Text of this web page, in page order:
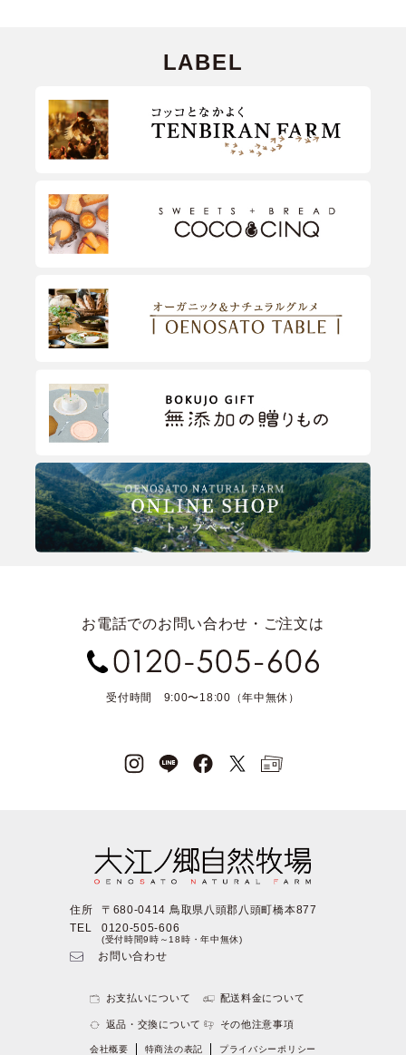
LABEL
お電話でのお問い合わせ・ご注文は
受付時間 9:00〜18:00（年中無休）
住所
〒680-0414 鳥取県八頭郡八頭町橋本877
TEL
0120-505-606
(受付時間9時～18時・年中無休)
お問い合わせ
お支払いについて 配送料金について
返品・交換について その他注意事項
会社概要 特商法の表記 プライバシーポリシー